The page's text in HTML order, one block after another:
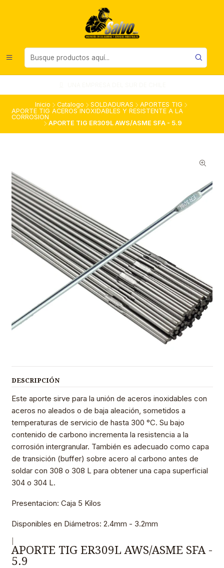
Inicio Catalogo SOLDADURAS
APORTES TIG
APORTE TIG ACEROS INOXIDABLES Y RESISTENTE A LA
CORROSION
APORTE TIG ER309L AWS/ASME SFA - 5.9
DESCRIPCIÓN
Este aporte sirve para la unión de aceros inoxidables con
aceros no aleados o de baja aleación, sometidos a
temperaturas de servicio de hasta 300 °C. Su bajo
contenido de carbono incrementa la resistencia a la
corrosión intergranular. También es adecuado como capa
de transición (buffer) sobre acero al carbono antes de
soldar con 308 o 308 L para obtener una capa superficial
304 o 304 L.
Presentacion: Caja 5 Kilos
Disponibles en Diámetros: 2.4mm - 3.2mm
APORTE TIG ER309L AWS/ASME SFA -
5.9